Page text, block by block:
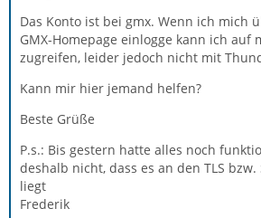
Das Konto ist bei gmx. Wenn ich mich
GMX-Homepage einlogge kann ich auf
zugreifen, leider jedoch nicht mit
Kann mir hier jemand helfen?
Beste Grüße
P.s.: Bis gestern hatte alles noch
deshalb nicht, dass es an den TLS bzw.
liegt
Frederik